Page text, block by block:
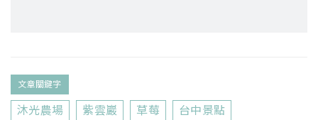
文章關鍵字
沐光農場 紫雲巖 草莓 台中景點